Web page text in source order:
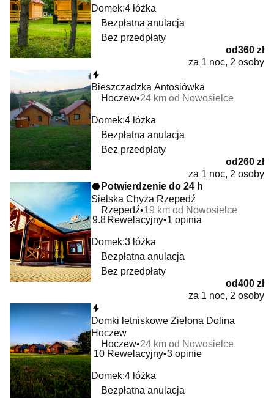
Domek:4 łóżka
Bezpłatna anulacja
Bez przedpłaty
od360 zł
za 1 noc, 2 osoby
Bieszczadzka Antosiówka
Hoczew 24 km od Nowosielce
Domek:4 łóżka
Bezpłatna anulacja
Bez przedpłaty
od260 zł
za 1 noc, 2 osoby
Potwierdzenie do 24 h
Sielska Chyża Rzepedź
Rzepedź 19 km od Nowosielce
9.8 Rewelacyjny 1 opinia
Domek:3 łóżka
Bezpłatna anulacja
Bez przedpłaty
od400 zł
za 1 noc, 2 osoby
Domki letniskowe Zielona Dolina
Hoczew
Hoczew 24 km od Nowosielce
10 Rewelacyjny 3 opinie
Domek:4 łóżka
Bezpłatna anulacja